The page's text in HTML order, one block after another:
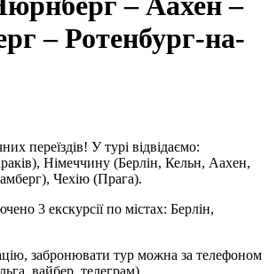
– Ротенбург-на-
переїздів! У турі відвідаємо:
Німеччину (Берлін, Кельн, Аахен,
Чехію (Прага).
3 екскурсії по містах: Берлін,
забронювати тур можна за телефоном
вайбер, телеграм)